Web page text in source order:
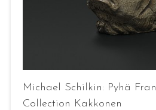
Michael Schilkin: Pyhä
Collection Kakkonen